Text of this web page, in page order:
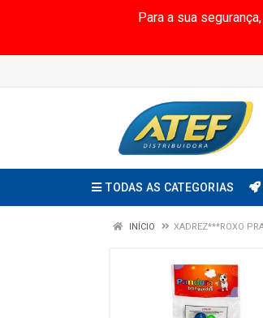
Para a sua
TODAS AS CATEGORIAS
INÍCIO XADREZ***ROXO